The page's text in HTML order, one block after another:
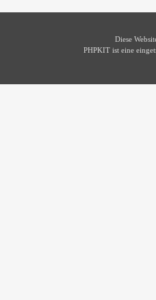
Diese
PHPKIT ist eine